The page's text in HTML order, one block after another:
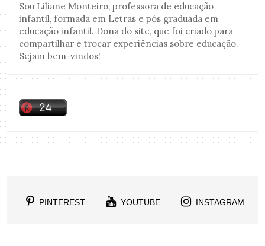
Sou Liliane Monteiro, professora de educação
infantil, formada em Letras e pós graduada em
educação infantil. Dona do site, que foi criado para
compartilhar e trocar experiências sobre educação.
Sejam bem-vindos!
PINTEREST YOUTUBE INSTAGRAM